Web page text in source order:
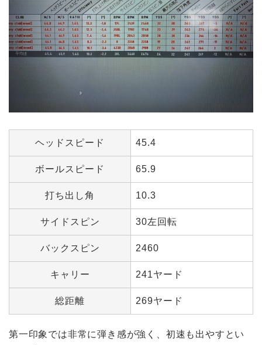
ヘッドスピード 45.4
ボールスピード 65.9
打ち出し角 10.3
サイドスピン 30左回転
バックスピン 2460
キャリー 241ヤード
総距離 269ヤード
第一印象では非常に弾き感が強く、初速も出やすとい